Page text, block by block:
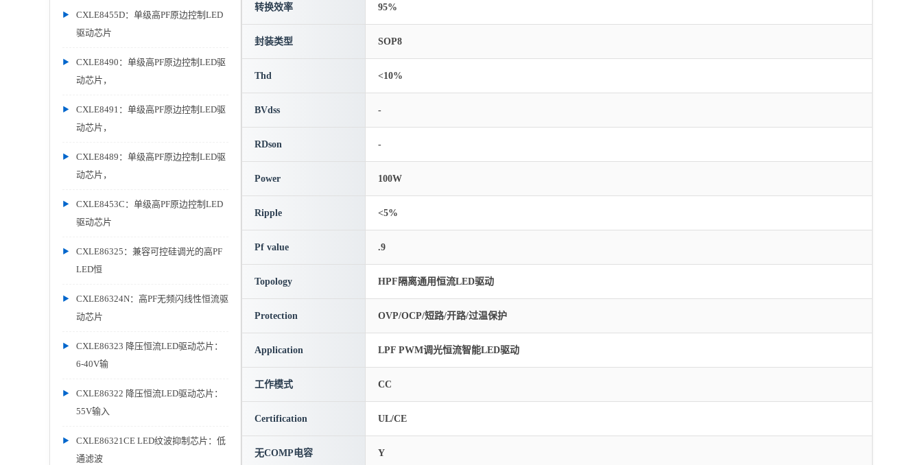
CXLE8455D：单级高PF原边控制LED
驱动芯片
CXLE8490：单级高PF原边控制LED驱
动芯片，
CXLE8491：单级高PF原边控制LED驱
动芯片，
CXLE8489：单级高PF原边控制LED驱
动芯片，
CXLE8453C：单级高PF原边控制LED
驱动芯片
CXLE86325：兼容可控硅调光的高PF
LED恒
CXLE86324N：高PF无频闪线性恒流驱
动芯片
CXLE86323 降压恒流LED驱动芯片：
6-40V输
CXLE86322 降压恒流LED驱动芯片：
55V输入
CXLE86321CE LED纹波抑制芯片：低
通滤波
转换效率 95%
封装类型 SOP8
Thd <10%
BVdss -
RDson -
Power 100W
Ripple <5%
Pf value .9
Topology HPF隔离通用恒流LED驱动
Protection OVP/OCP/短路/开路/过温保护
Application LPF PWM调光恒流智能LED驱动
工作模式 CC
Certification UL/CE
无COMP电容 Y